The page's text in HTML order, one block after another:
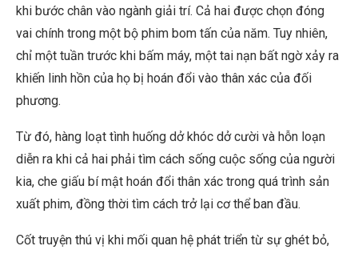
khi bước chân vào ngành giải trí. Cả hai được chọn đóng
vai chính trong một bộ phim bom tấn của năm. Tuy nhiên,
chỉ một tuần trước khi bấm máy, một tai nạn bất ngờ xảy ra
khiến linh hồn của họ bị hoán đổi vào thân xác của đối
phương.
Từ đó, hàng loạt tình huống dở khóc dở cười và hỗn loạn
diễn ra khi cả hai phải tìm cách sống cuộc sống của người
kia, che giấu bí mật hoán đổi thân xác trong quá trình sản
xuất phim, đồng thời tìm cách trở lại cơ thể ban đầu.
Cốt truyện thú vị khi mối quan hệ phát triển từ sự ghét bỏ,